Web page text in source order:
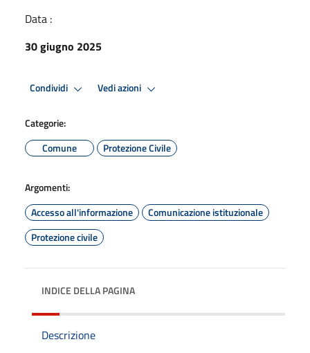
Data :
30 giugno 2025
Condividi Vedi azioni
Categorie:
Comune
Protezione Civile
Argomenti:
Accesso all'informazione
Comunicazione istituzionale
Protezione civile
INDICE DELLA PAGINA
Descrizione